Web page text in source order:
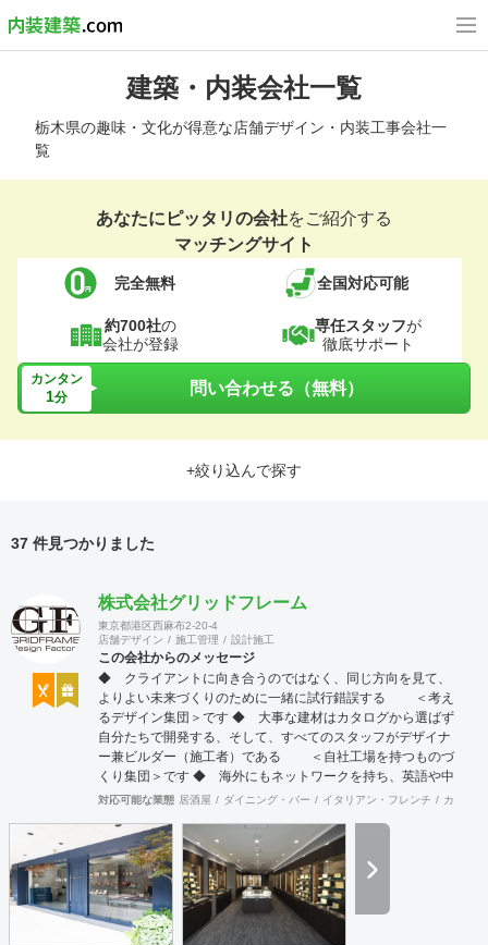
建築・内装会社一覧
栃木県の趣味・文化が得意な店舗デザイン・内装工事会社一
覧
あなたにピッタリの会社をご紹介する
マッチングサイト
完全無料 全国対応可能
約700社の
会社が登録
専任スタッフが
徹底サポート
カンタン
1分 問い合わせる（無料）
+絞り込んで探す
37 件見つかりました
株式会社グリッドフレーム
東京都港区西麻布2-20-4
店舗デザイン
施工管理 設計施工
この会社からのメッセージ
◆ クライアントに向き合うのではなく、同じ方向を見て、
よりよい未来づくりのために一緒に試行錯誤する ＜考え
るデザイン集団＞です ◆ 大事な建材はカタログから選ばず
自分たちで開発する、そして、すべてのスタッフがデザイナ
ー兼ビルダー（施工者）である ＜自社工場を持つものづ
くり集団＞です ◆ 海外にもネットワークを持ち、英語や中
国語に堪能なスタッフたちが、海外から国内への出店をスム
工案件、設計＋造作物の案件、施工案件、造作物制作など、
多様な請負形態が可能です。工場では金属を中心にさまざま
な素材を用いた制作が可能で、例えば通常デザイン性とは無
縁な特定防火設備（鉄扉）などにも高いデザイン性を施すこ
とも可能です。 GRIDFRAME とりかえのきかない空間
https://gridframe.co.jp/ Synes(シネス) 霧のようなやわらか
対応可能な業態 居酒屋 ダイニング・バー イタリアン・フレンチ カフェ